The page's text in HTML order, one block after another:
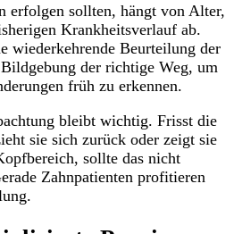
erfolgen sollten, hängt von Alter,
Krankheitsverlauf ab.
wiederkehrende Beurteilung der
der richtige Weg, um
früh zu erkennen.
bleibt wichtig. Frisst die
sie sich zurück oder zeigt sie
sollte das nicht
Zahnpatienten profitieren